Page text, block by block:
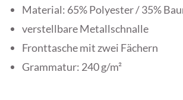
Material: 65% Polyester / 35%
verstellbare Metallschnalle
Fronttasche mit zwei Fächern
Grammatur: 240 g/m²